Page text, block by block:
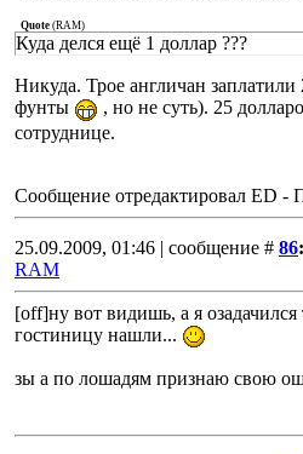
Quote (RAM)
Куда делся ещё 1 доллар ???
Никуда. Трое англичан
фунты
, но не суть). 25
сотруднице.
Сообщение отредактировал ED -
25.09.2009, 01:46 | сообщение # 86:
RAM
[off]ну вот видишь, а я
гостиницу нашли...
зы а по лошадям признаю свою